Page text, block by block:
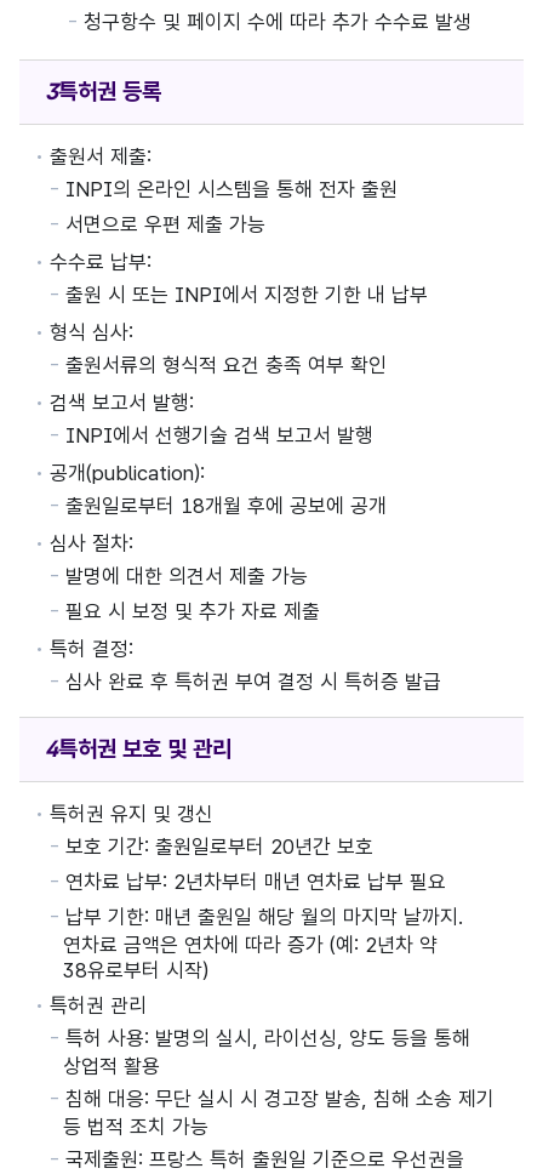
청구항수 및 페이지 수에 따라 추가 수수료 발생
특허권 등록
출원서 제출:
INPI의 온라인 시스템을 통해 전자 출원
서면으로 우편 제출 가능
수수료 납부:
출원 시 또는 INPI에서 지정한 기한 내 납부
형식 심사:
출원서류의 형식적 요건 충족 여부 확인
검색 보고서 발행:
INPI에서 선행기술 검색 보고서 발행
공개(publication):
출원일로부터 18개월 후에 공보에 공개
심사 절차:
발명에 대한 의견서 제출 가능
필요 시 보정 및 추가 자료 제출
특허 결정:
심사 완료 후 특허권 부여 결정 시 특허증 발급
특허권 보호 및 관리
특허권 유지 및 갱신
보호 기간: 출원일로부터 20년간 보호
연차료 납부: 2년차부터 매년 연차료 납부 필요
납부 기한: 매년 출원일 해당 월의 마지막 날까지.
연차료 금액은 연차에 따라 증가 (예: 2년차 약
38유로부터 시작)
특허권 관리
특허 사용: 발명의 실시, 라이선싱, 양도 등을 통해
상업적 활용
침해 대응: 무단 실시 시 경고장 발송, 침해 소송 제기
등 법적 조치 가능
국제출원: 프랑스 특허 출원일 기준으로 우선권을